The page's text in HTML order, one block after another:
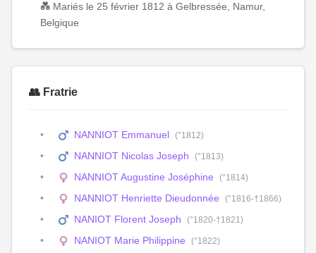
💑 Mariés le 25 février 1812 à Gelbressée, Namur,
Belgique
👥 Fratrie
NANNIOT Emmanuel (°1812)
NANNIOT Nicolas Joseph (°1813)
NANNIOT Augustine Joséphine (°1814)
NANNIOT Henriette Dieudonnée (°1816-†1866)
NANIOT Florent Joseph (°1820-†1821)
NANIOT Marie Philippine (°1822)